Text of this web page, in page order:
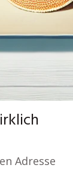
Adresse